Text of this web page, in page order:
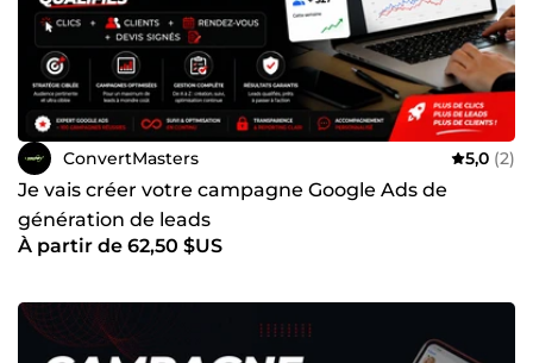
ConvertMasters 5,0 (2)
Je vais créer votre campagne Google Ads de
génération de leads
À partir de 62,50 $US